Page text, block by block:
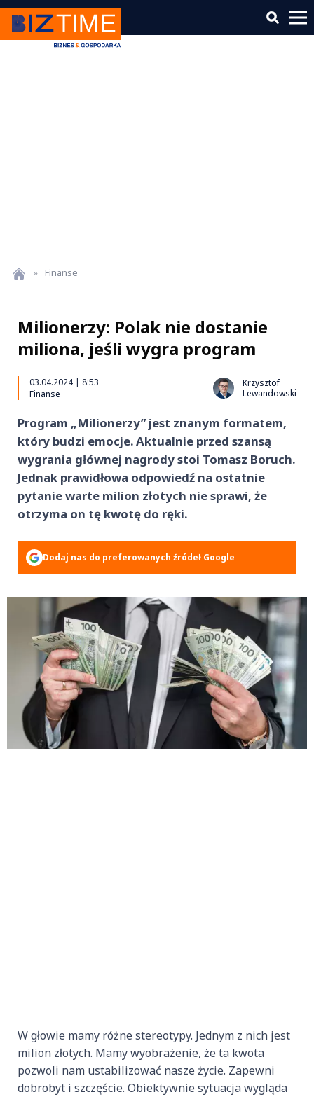
» Finanse
Milionerzy: Polak nie dostanie
miliona, jeśli wygra program
03.04.2024 | 8:53
Finanse
Krzysztof
Lewandowski
Program „Milionerzy” jest znanym formatem,
który budzi emocje. Aktualnie przed szansą
wygrania głównej nagrody stoi Tomasz Boruch.
Jednak prawidłowa odpowiedź na ostatnie
pytanie warte milion złotych nie sprawi, że
otrzyma on tę kwotę do ręki.
Dodaj nas do preferowanych źródeł Google
W głowie mamy różne stereotypy. Jednym z nich jest
milion złotych. Mamy wyobrażenie, że ta kwota
pozwoli nam ustabilizować nasze życie. Zapewni
dobrobyt i szczęście. Obiektywnie sytuacja wygląda